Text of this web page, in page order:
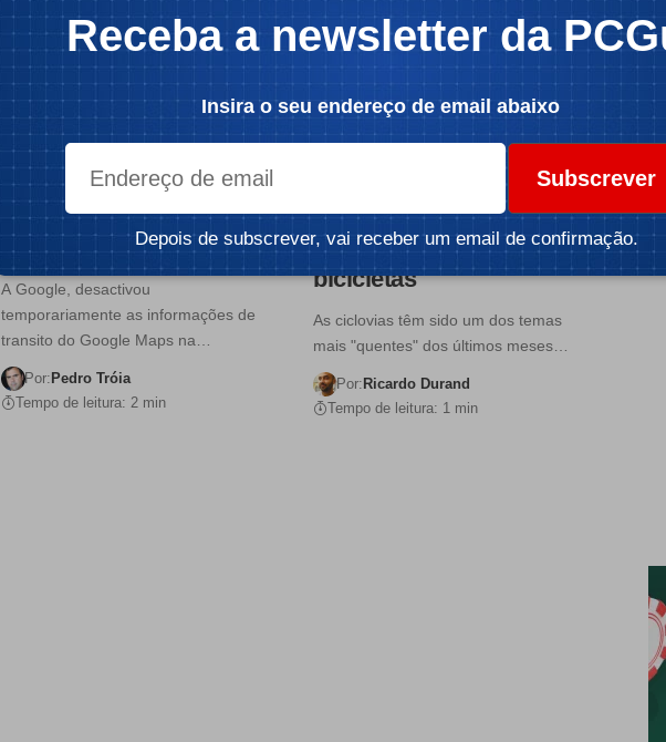
SOFTWARE
Google desliga
informações de transito
na Ucrânia para
proteger a população
A Google, desactivou
temporariamente as informações de
transito do Google Maps na…
Por: Pedro Tróia
Tempo de leitura: 2 min
APPS NOTÍCIAS
Ciclovias entram para o
Portugal: a app passa a
mostrar direcções para
bicicletas
As ciclovias têm sido um dos temas
mais "quentes" dos últimos meses…
Por: Ricardo Durand
Tempo de leitura: 1 min
Receba a newsletter da
Insira o seu endereço de email abaixo
Subscrever
Depois de subscrever, vai receber um email de confirmação.